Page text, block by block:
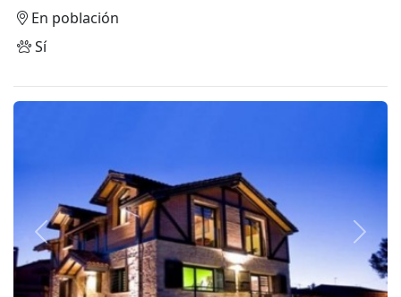
En población
Sí
Anterior